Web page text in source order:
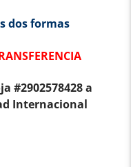
dos formas
#2902578428 a
Internacional